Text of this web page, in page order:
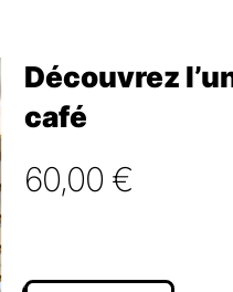
Découvrez
café
60,00 €